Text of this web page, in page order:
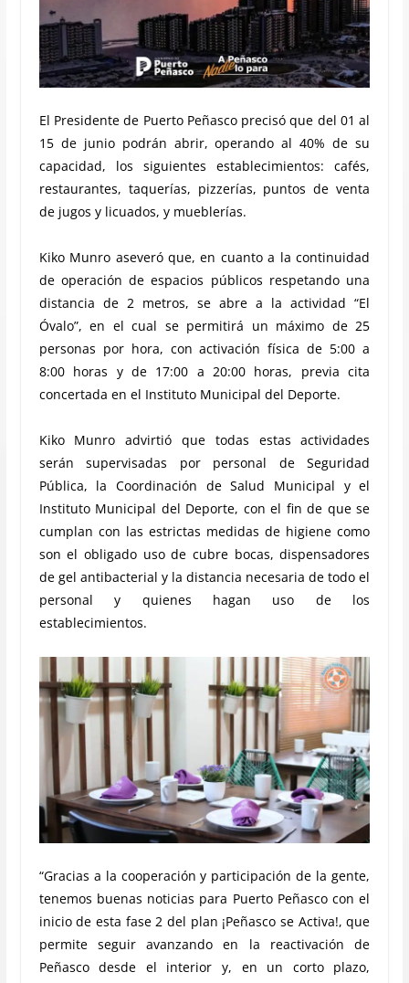
El Presidente de Puerto Peñasco precisó que del 01 al
15 de junio podrán abrir, operando al 40% de su
capacidad, los siguientes establecimientos: cafés,
restaurantes, taquerías, pizzerías, puntos de venta
de jugos y licuados, y mueblerías.
Kiko Munro aseveró que, en cuanto a la continuidad
de operación de espacios públicos respetando una
distancia de 2 metros, se abre a la actividad “El
Óvalo”, en el cual se permitirá un máximo de 25
personas por hora, con activación física de 5:00 a
8:00 horas y de 17:00 a 20:00 horas, previa cita
concertada en el Instituto Municipal del Deporte.
Kiko Munro advirtió que todas estas actividades
serán supervisadas por personal de Seguridad
Pública, la Coordinación de Salud Municipal y el
Instituto Municipal del Deporte, con el fin de que se
cumplan con las estrictas medidas de higiene como
son el obligado uso de cubre bocas, dispensadores
de gel antibacterial y la distancia necesaria de todo el
personal y quienes hagan uso de los
establecimientos.
“Gracias a la cooperación y participación de la gente,
tenemos buenas noticias para Puerto Peñasco con el
inicio de esta fase 2 del plan ¡Peñasco se Activa!, que
permite seguir avanzando en la reactivación de
Peñasco desde el interior y, en un corto plazo,